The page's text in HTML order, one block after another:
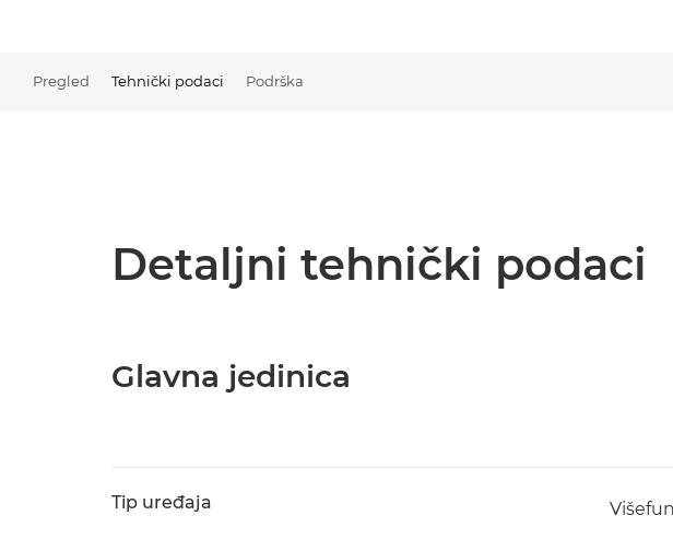
Pregled Tehnički podaci Podrška
Detaljni tehnički podaci
Glavna jedinica
Tip uređaja